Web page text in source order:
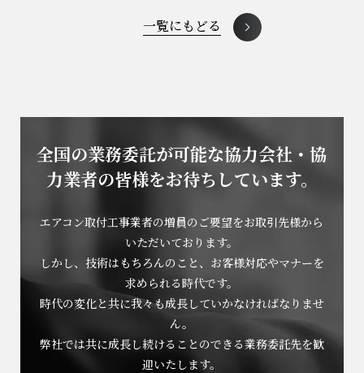
一覧にもどる
全国の業務委託が可能な協力会社・協
力業者の皆様をお待ちしています。
エアコン取付工事業者の増員のご要望をお取引先様から
いただいております。
しかし、技術はもちろんのこと、お客様対応やマナーを
求められる時代です。
時代の変化と共に我々も成長していかなければなりませ
ん。
弊社では共に成長し続けることのできる業務委託先を歓
迎いたします。